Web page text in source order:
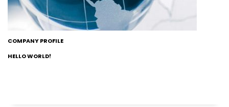
COMPANY PROFILE
HELLO WORLD!